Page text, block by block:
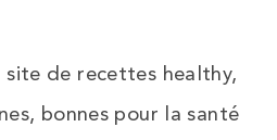
de recettes healthy,
bonnes pour la santé